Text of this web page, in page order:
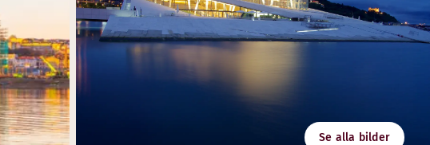
Se alla bilder